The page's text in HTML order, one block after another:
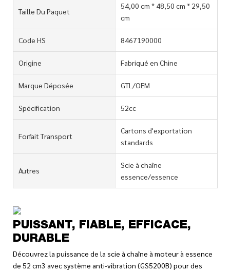
Taille Du Paquet
54,00 cm * 48,50 cm * 29,50
cm
Code HS 8467190000
Origine Fabriqué en Chine
Marque Déposée GTL/OEM
Spécification 52cc
Forfait Transport
Cartons d'exportation
standards
Autres
Scie à chaîne
essence/essence
PUISSANT, FIABLE, EFFICACE,
DURABLE
Découvrez la puissance de la scie à chaîne à moteur à essence
de 52 cm3 avec système anti-vibration (GS5200B) pour des